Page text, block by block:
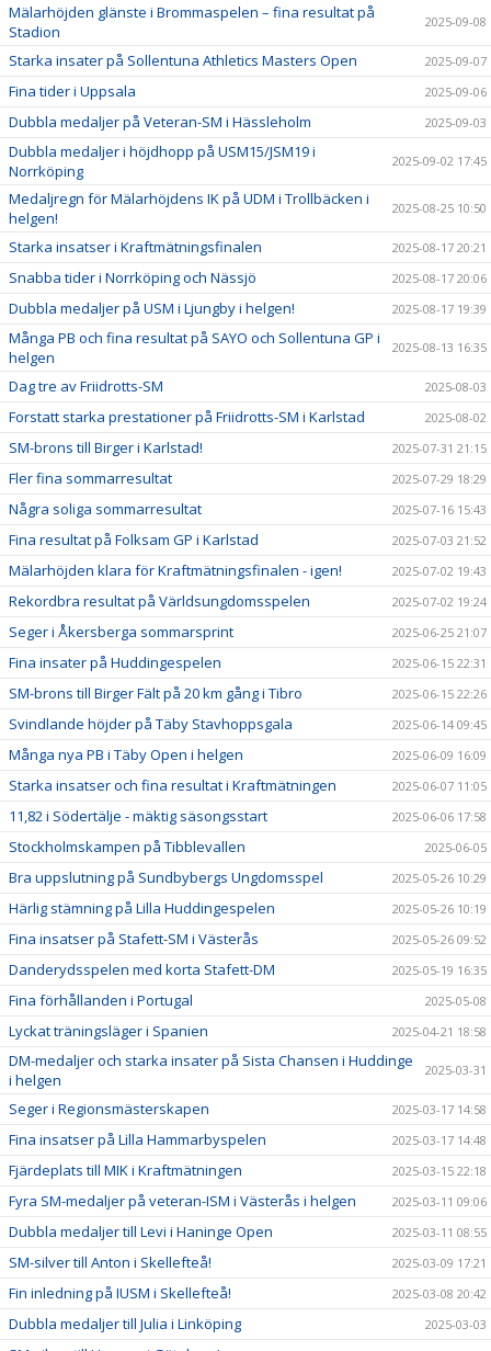
Mälarhöjden glänste i Brommaspelen – fina resultat på
Stadion
2025-09-08
Starka insater på Sollentuna Athletics Masters Open 2025-09-07
Fina tider i Uppsala 2025-09-06
Dubbla medaljer på Veteran-SM i Hässleholm 2025-09-03
Dubbla medaljer i höjdhopp på USM15/JSM19 i
Norrköping
2025-09-02 17:45
Medaljregn för Mälarhöjdens IK på UDM i Trollbäcken i
helgen!
2025-08-25 10:50
Starka insatser i Kraftmätningsfinalen 2025-08-17 20:21
Snabba tider i Norrköping och Nässjö 2025-08-17 20:06
Dubbla medaljer på USM i Ljungby i helgen! 2025-08-17 19:39
Många PB och fina resultat på SAYO och Sollentuna GP i
helgen
2025-08-13 16:35
Dag tre av Friidrotts-SM 2025-08-03
Forstatt starka prestationer på Friidrotts-SM i Karlstad 2025-08-02
SM-brons till Birger i Karlstad! 2025-07-31 21:15
Fler fina sommarresultat 2025-07-29 18:29
Några soliga sommarresultat 2025-07-16 15:43
Fina resultat på Folksam GP i Karlstad 2025-07-03 21:52
Mälarhöjden klara för Kraftmätningsfinalen - igen! 2025-07-02 19:43
Rekordbra resultat på Världsungdomsspelen 2025-07-02 19:24
Seger i Åkersberga sommarsprint 2025-06-25 21:07
Fina insater på Huddingespelen 2025-06-15 22:31
SM-brons till Birger Fält på 20 km gång i Tibro 2025-06-15 22:26
Svindlande höjder på Täby Stavhoppsgala 2025-06-14 09:45
Många nya PB i Täby Open i helgen 2025-06-09 16:09
Starka insatser och fina resultat i Kraftmätningen 2025-06-07 11:05
11,82 i Södertälje - mäktig säsongsstart 2025-06-06 17:58
Stockholmskampen på Tibblevallen 2025-06-05
Bra uppslutning på Sundbybergs Ungdomsspel 2025-05-26 10:29
Härlig stämning på Lilla Huddingespelen 2025-05-26 10:19
Fina insatser på Stafett-SM i Västerås 2025-05-26 09:52
Danderydsspelen med korta Stafett-DM 2025-05-19 16:35
Fina förhållanden i Portugal 2025-05-08
Lyckat träningsläger i Spanien 2025-04-21 18:58
DM-medaljer och starka insater på Sista Chansen i Huddinge
i helgen
2025-03-31
Seger i Regionsmästerskapen 2025-03-17 14:58
Fina insatser på Lilla Hammarbyspelen 2025-03-17 14:48
Fjärdeplats till MIK i Kraftmätningen 2025-03-15 22:18
Fyra SM-medaljer på veteran-ISM i Västerås i helgen 2025-03-11 09:06
Dubbla medaljer till Levi i Haninge Open 2025-03-11 08:55
SM-silver till Anton i Skellefteå! 2025-03-09 17:21
Fin inledning på IUSM i Skellefteå! 2025-03-08 20:42
Dubbla medaljer till Julia i Linköping 2025-03-03